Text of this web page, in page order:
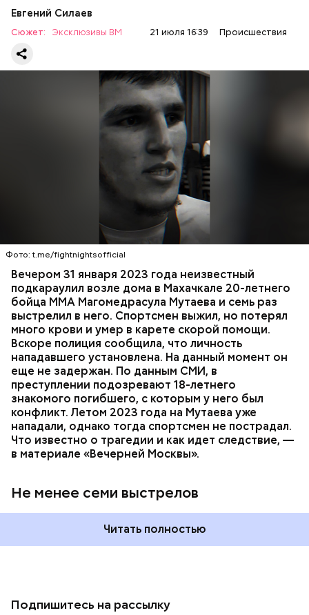
Евгений Силаев
Сюжет: Эксклюзивы ВМ 21 июля 16:39 Происшествия
Фото: t.me/fightnightsofficial
Вечером 31 января 2023 года неизвестный
подкараулил возле дома в Махачкале 20-летнего
бойца ММА Магомедрасула Мутаева и семь раз
выстрелил в него. Спортсмен выжил, но потерял
много крови и умер в карете скорой помощи.
Вскоре полиция сообщила, что личность
нападавшего установлена. На данный момент он
еще не задержан. По данным СМИ, в
преступлении подозревают 18-летнего
знакомого погибшего, с которым у него был
конфликт. Летом 2023 года на Мутаева уже
нападали, однако тогда спортсмен не пострадал.
Что известно о трагедии и как идет следствие, —
в материале «Вечерней Москвы».
Не менее семи выстрелов
Вечером 31 января Мутаев возвращался домой с
тренировки. Во дворе жилого дома на улице
Гапцахской в Махачкале на бойца напал
неизвестный. Он выскочил из подъезда, выстрелил
Очевидцы трагедии вызвали полицию и скорую
помощь, однако врачи оказались бессильны —
пострадавший умер по пути в больницу.
двум статьям: «Убийство» и «Незаконный оборот
оружия». Расследование уголовного дела
контроль
России Александр Бастрыкин.
Читать полностью
СПОРТ СЛЕДСТВЕННЫЙ КОМИТЕТ
ММА
РЕСПУБЛИКА ДАГЕСТАН
СМЕРТЬ
Подпишитесь на рассылку